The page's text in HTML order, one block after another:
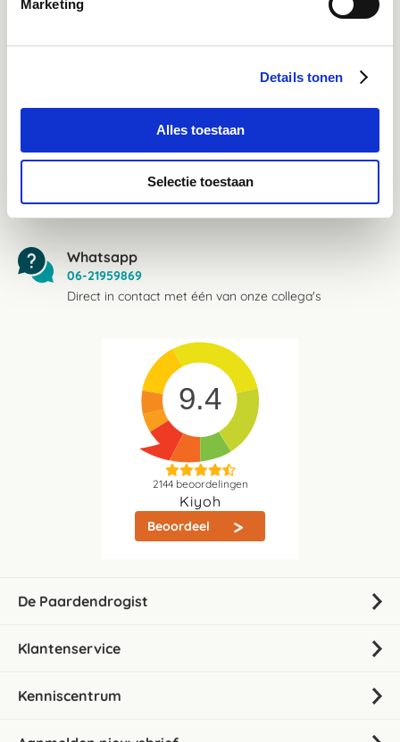
Marketing
Details tonen
Alles toestaan
Selectie toestaan
Inspiratie, informatie en bereikbaar voor vragen
Mail
Wij reageren binnen 1 werkdag op jouw gestelde
vragen
Whatsapp
06-21959869
Direct in contact met één van onze collega's
9.4
2144beoordelingen
Kiyoh
Beoordeel
De Paardendrogist
Klantenservice
Kenniscentrum